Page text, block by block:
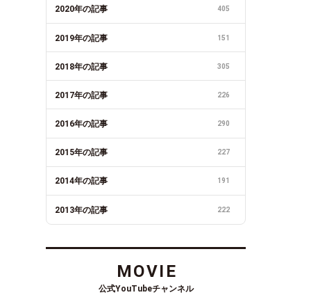
2020年の記事 405
2019年の記事 151
2018年の記事 305
2017年の記事 226
2016年の記事 290
2015年の記事 227
2014年の記事 191
2013年の記事 222
MOVIE
公式YouTubeチャンネル